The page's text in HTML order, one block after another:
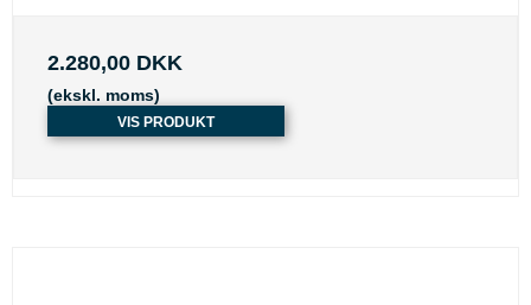
2.280,00 DKK
(ekskl. moms)
VIS PRODUKT